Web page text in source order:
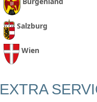
Salzburg
Wien
EXTRA